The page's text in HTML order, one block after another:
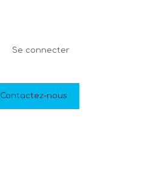
Se connecter
Piscines naturelles
Contactez-nous